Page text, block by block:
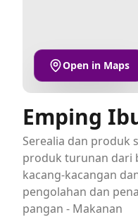
Open in Maps
Emping
Serealia dan produk
produk turunan dari
kacang-kacangan
pengolahan dan
pangan - Makanan